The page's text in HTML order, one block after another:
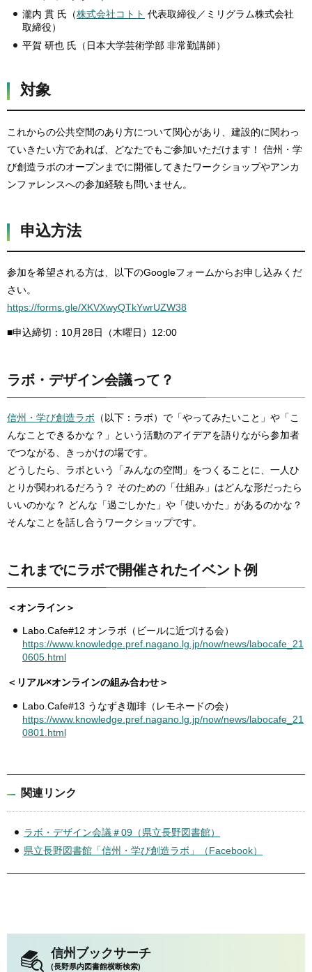
瀧内 貫 氏（株式会社コトト 代表取締役／ミリグラム株式会社
取締役）
平賀 研也 氏（日本大学芸術学部 非常勤講師）
対象
これからの公共空間のあり方について関心があり、建設的に関わっ
ていきたい方であれば、どなたでもご参加いただけます！ 信州・学
び創造ラボのオープンまでに開催してきたワークショップやアンカ
ンファレンスへの参加経験も問いません。
申込方法
参加を希望される方は、以下のGoogleフォームからお申し込みくだ
さい。
https://forms.gle/XKVXwyQTkYwrUZW38
■申込締切：10月28日（木曜日）12:00
ラボ・デザイン会議って？
信州・学び創造ラボ （以下：ラボ）で「やってみたいこと」や「こ
んなことできるかな？」という活動のアイデアを語りながら参加者
でつながる、きっかけの場です。
どうしたら、ラボという「みんなの空間」をつくることに、一人ひ
とりが関われるだろう？ そのための「仕組み」はどんな形だったら
いいのかな？ どんな「過ごしかた」や「使いかた」があるのかな？
そんなことを話し合うワークショップです。
これまでにラボで開催されたイベント例
＜オンライン＞
Labo.Cafe#12 オンラボ（ビールに近づける会）
https://www.knowledge.pref.nagano.lg.jp/now/news/labocafe_21
0605.html
＜リアル×オンラインの組み合わせ＞
Labo.Cafe#13 うなずき珈琲（レモネードの会）
https://www.knowledge.pref.nagano.lg.jp/now/news/labocafe_21
0801.html
関連リンク
ラボ・デザイン会議＃09（県立長野図書館）
県立長野図書館「信州・学び創造ラボ」（Facebook）
信州ブックサーチ
(長野県内図書館横断検索)